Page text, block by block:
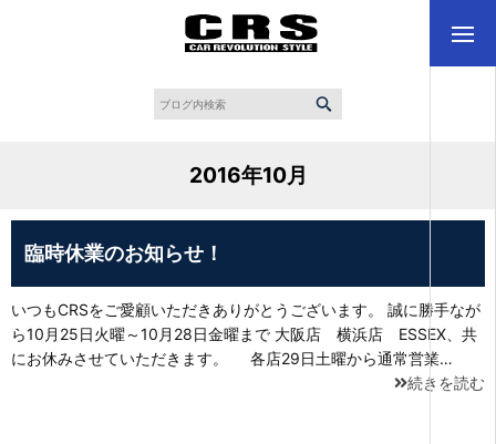
2016年10月
臨時休業のお知らせ！
いつもCRSをご愛顧いただきありがとうございます。 誠に勝手なが
ら10月25日火曜～10月28日金曜まで 大阪店 横浜店 ESSEX、共
にお休みさせていただきます。 各店29日土曜から通常営業…
続きを読む